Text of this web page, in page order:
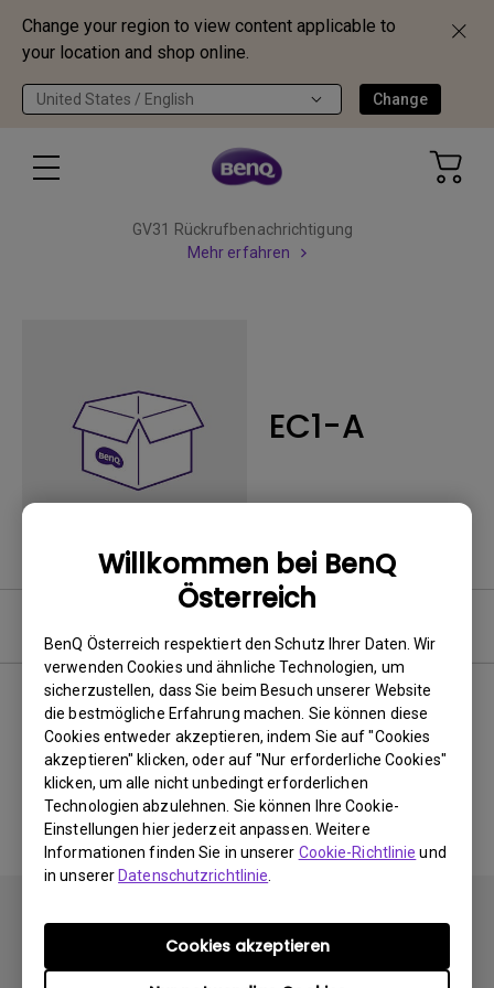
Change your region to view content applicable to
your location and shop online.
United States / English Change
Willkommen bei BenQ
Österreich
BenQ Österreich respektiert den Schutz Ihrer Daten. Wir
verwenden Cookies und ähnliche Technologien, um
sicherzustellen, dass Sie beim Besuch unserer Website
die bestmögliche Erfahrung machen. Sie können diese
Cookies entweder akzeptieren, indem Sie auf "Cookies
akzeptieren" klicken, oder auf "Nur erforderliche Cookies"
klicken, um alle nicht unbedingt erforderlichen
Technologien abzulehnen. Sie können Ihre Cookie-
Einstellungen hier jederzeit anpassen. Weitere
Informationen finden Sie in unserer Cookie-Richtlinie und
in unsererDatenschutzrichtlinie
Cookies akzeptieren
GV31 Rückrufbenachrichtigung
Mehr erfahren
EC1-A
Keine zugehörigen Software
&amp; Treiber